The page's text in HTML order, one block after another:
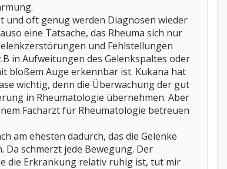
und oft genug werden Diagnosen wieder
eine Tatsache, das Rheuma sich nur
und Fehlstellungen
in Aufweitungen des Gelenkspaltes oder
bloßem Auge erkennbar ist. Kukana hat
wichtig, denn die Überwachung der gut
in Rheumatologie übernehmen. Aber
Facharzt für Rheumatologie betreuen
am ehesten dadurch, das die Gelenke
schmerzt jede Bewegung. Der
die Erkrankung relativ ruhig ist, tut mir